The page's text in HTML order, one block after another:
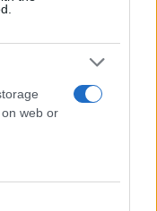
web or
από τη βροχή
με ένα μπουφάν
να
στιλάτα σας look.
διατίθεται